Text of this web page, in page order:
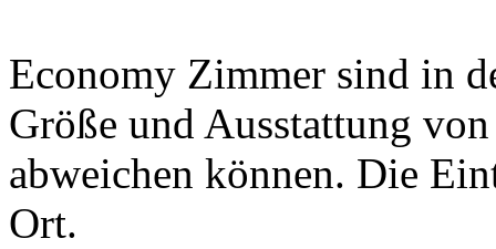
Economy Zimmer sind in
Größe und Ausstattung
abweichen können. Die
Ort.